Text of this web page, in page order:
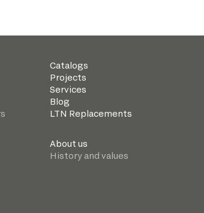
Catalogs
Projects
Services
Blog
LTN Replacements
About us
History and values